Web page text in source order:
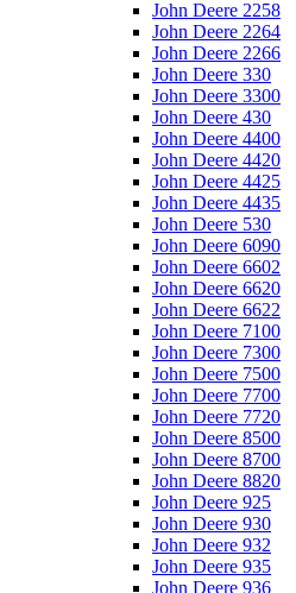
John Deere 2258
John Deere 2264
John Deere 2266
John Deere 330
John Deere 3300
John Deere 430
John Deere 4400
John Deere 4420
John Deere 4425
John Deere 4435
John Deere 530
John Deere 6090
John Deere 6602
John Deere 6620
John Deere 6622
John Deere 7100
John Deere 7300
John Deere 7500
John Deere 7700
John Deere 7720
John Deere 8500
John Deere 8700
John Deere 8820
John Deere 925
John Deere 930
John Deere 932
John Deere 935
John Deere 936